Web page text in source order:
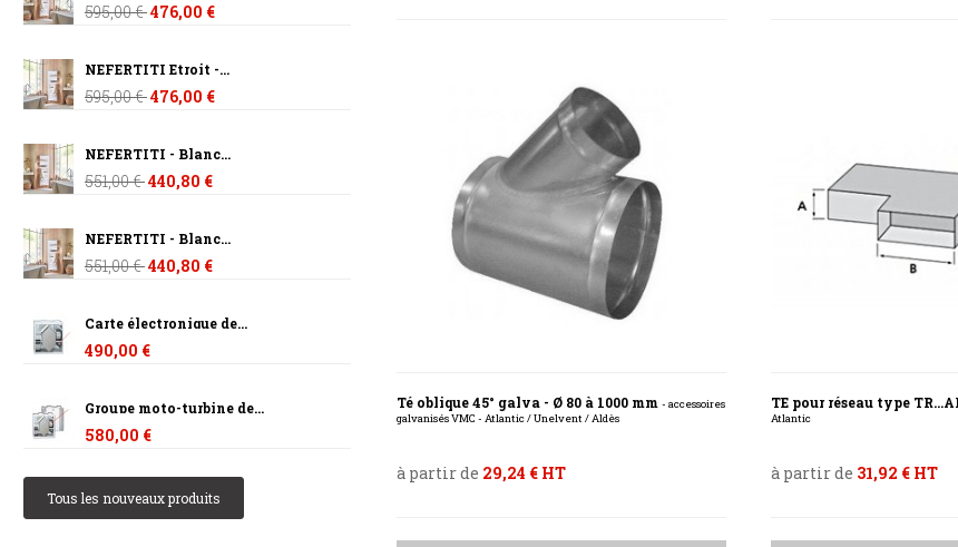
595,00 €476,00 €
NEFERTITI Etroit -...
595,00 €476,00 €
NEFERTITI - Blanc...
551,00 €440,80 €
NEFERTITI - Blanc...
551,00 €440,80 €
Carte électronique de...
490,00 €
Groupe moto-turbine de...
580,00 €
Tous les nouveaux produits
Té oblique 45° galva - Ø 80 à 1000 mm - accessoires
galvanisés VMC - Atlantic / Unelvent / Aldès
à partir de 29,24 € HT
TE pour réseau type
Atlantic
à partir de 31,92 € HT